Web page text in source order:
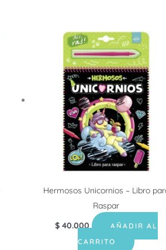
Hermosos Unicornios – Libro
Raspar
$40.000
AÑADIR AL
CARRITO